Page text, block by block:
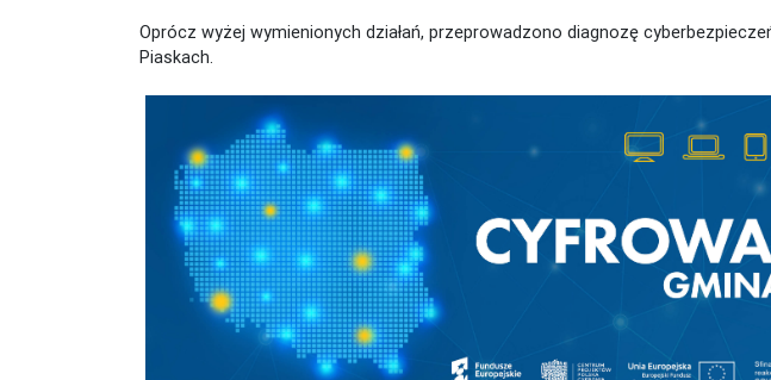
Oprócz wyżej wymienionych działań, przeprowadzono diagnozę
Piaskach.